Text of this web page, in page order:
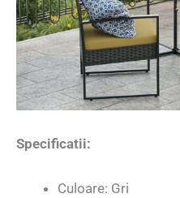
Specificatii:
Culoare: Gri